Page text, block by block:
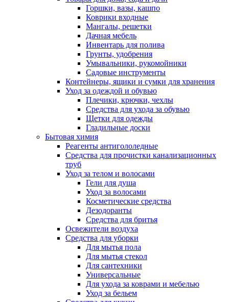
Горшки, вазы, кашпо
Коврики входные
Мангалы, решетки
Дачная мебель
Инвентарь для полива
Грунты, удобрения
Умывальники, рукомойники
Садовые инструменты
Контейнеры, ящики и сумки для хранения
Уход за одеждой и обувью
Плечики, крючки, чехлы
Средства для ухода за обувью
Щетки для одежды
Гладильные доски
Бытовая химия
Реагенты антигололедные
Средства для прочистки канализационных
труб
Уход за телом и волосами
Гели для душа
Уход за волосами
Косметические средства
Дезодоранты
Средства для бритья
Освежители воздуха
Средства для уборки
Для мытья пола
Для мытья стекол
Для сантехники
Универсальные
Для ухода за коврами и мебелью
Уход за бельем